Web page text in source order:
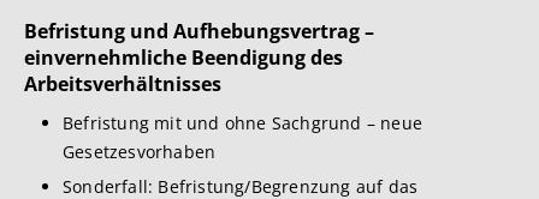
Befristung und Aufhebungsvertrag –
einvernehmliche Beendigung des
Arbeitsverhältnisses
Befristung mit und ohne Sachgrund – neue
Gesetzesvorhaben
Sonderfall: Befristung/Begrenzung auf das